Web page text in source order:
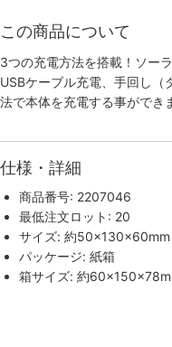
この商品について
3つの充電方法を搭載！ソー
USBケーブル充電、手回し
法で本体を充電する事ができ
仕様・詳細
商品番号: 2207046
最低注文ロット: 20
サイズ: 約50×130×60mm
パッケージ: 紙箱
箱サイズ: 約